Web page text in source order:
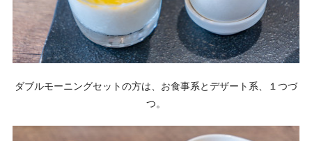
ダブルモーニングセットの方は、お食事系とデザート系、１つづ
つ。